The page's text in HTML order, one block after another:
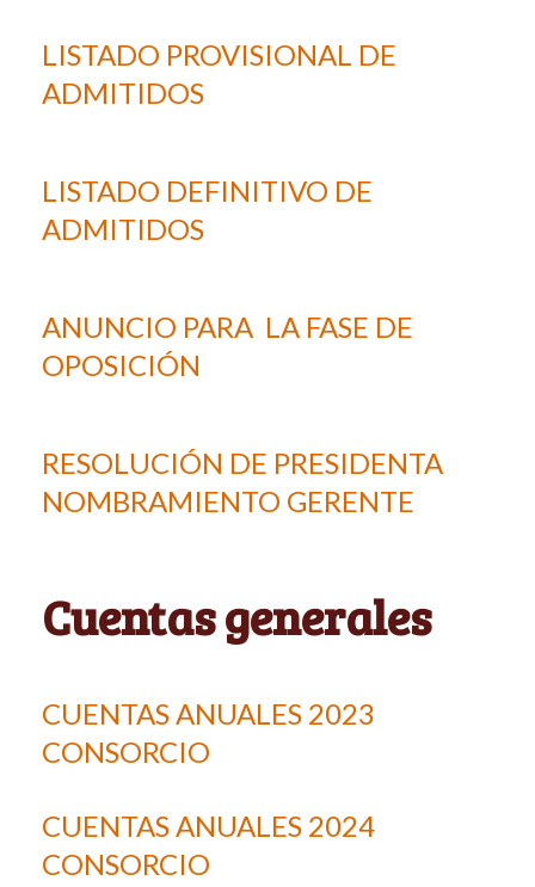
LISTADO PROVISIONAL DE
ADMITIDOS
LISTADO DEFINITIVO DE
ADMITIDOS
ANUNCIO PARA LA FASE DE
OPOSICIÓN
RESOLUCIÓN DE PRESIDENTA
NOMBRAMIENTO GERENTE
Cuentas generales
CUENTAS ANUALES 2023
CONSORCIO
CUENTAS ANUALES 2024
CONSORCIO